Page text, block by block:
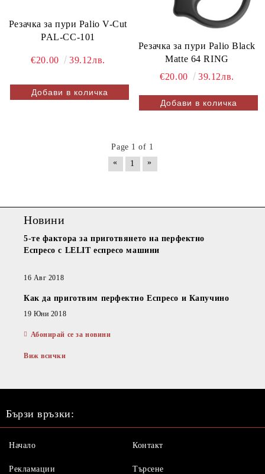
Резачка за пури Palio V-Cut
PAL-CC-101
€20.00 39.12лв.
Резачка за пури Palio Black
Matte 64 RING
€20.00
39.12лв.
Page 1 of 1
«
1 »
Новини
5-те фактора за приготвянето на перфектно
Еспресо с LELIT еспресо машини
16 Авг 2018
Как да приготвим перфектно Еспресо и Капучино
19 Юни 2018
Абонирай се за новини
Виж всички
Бързи връзки:
Начало
Рекламации
Контакт
Търсене